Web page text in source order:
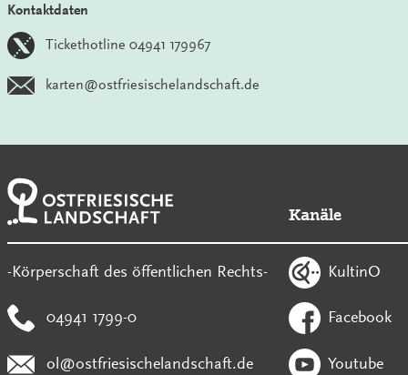
Kontaktdaten
Tickethotline 04941 179967
karten@ostfriesischelandschaft.de
-Körperschaft des öffentlichen Rechts-
04941 1799-0
ol@ostfriesischelandschaft.de
Kanäle
KultinO
Facebook
Youtube